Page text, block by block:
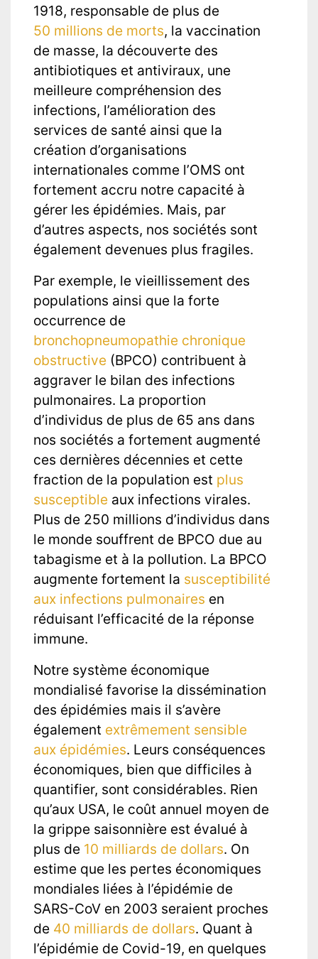
1918, responsable de plus de
50 millions de morts, la vaccination
de masse, la découverte des
antibiotiques et antiviraux, une
meilleure compréhension des
infections, l’amélioration des
services de santé ainsi que la
création d’organisations
internationales comme l’OMS ont
fortement accru notre capacité à
gérer les épidémies. Mais, par
d’autres aspects, nos sociétés sont
également devenues plus fragiles.
Par exemple, le vieillissement des
populations ainsi que la forte
occurrence de
bronchopneumopathie chronique
obstructive (BPCO) contribuent à
aggraver le bilan des infections
pulmonaires. La proportion
d’individus de plus de 65 ans dans
nos sociétés a fortement augmenté
ces dernières décennies et cette
fraction de la population est plus
susceptible aux infections virales.
Plus de 250 millions d’individus dans
le monde souffrent de BPCO due au
tabagisme et à la pollution. La BPCO
augmente fortement la susceptibilité
aux infections pulmonaires en
réduisant l’efficacité de la réponse
immune.
Notre système économique
mondialisé favorise la dissémination
des épidémies mais il s’avère
également extrêmement sensible
aux épidémies. Leurs conséquences
économiques, bien que difficiles à
quantifier, sont considérables. Rien
qu’aux USA, le coût annuel moyen de
la grippe saisonnière est évalué à
plus de 10 milliards de dollars. On
estime que les pertes économiques
mondiales liées à l’épidémie de
SARS-CoV en 2003 seraient proches
de 40 milliards de dollars. Quant à
l’épidémie de Covid-19, en quelques